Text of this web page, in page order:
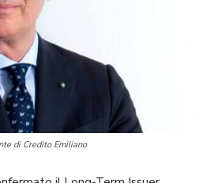
di Credito Emiliano